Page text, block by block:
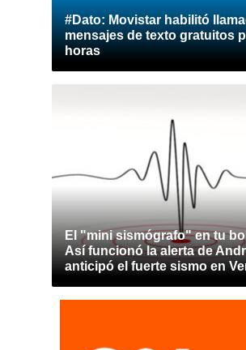
#Dato: Movistar habilitó
mensajes de texto gratuitos
horas
El "mini sismógrafo" en tu
Así funcionó la alerta de
anticipó el fuerte sismo en